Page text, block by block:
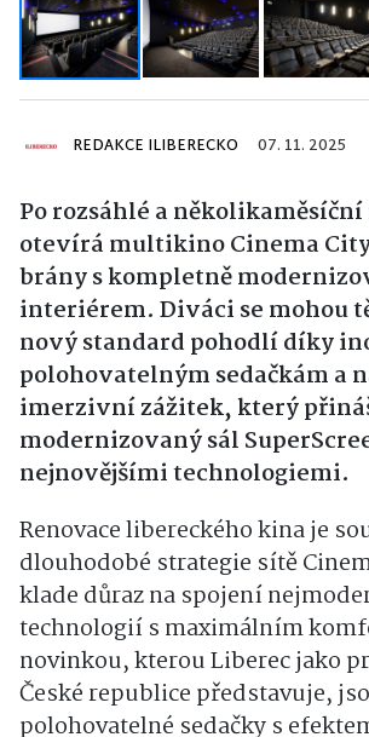
REDAKCE ILIBERECKO 07. 11. 2025
Po rozsáhlé a
otevírá multikino Cinema
brány s kompletně
interiérem. Diváci se mohou
nový standard pohodlí díky
polohovatelným sedačkám a
imerzivní zážitek, který
modernizovaný sál
nejnovějšími technologiemi.
Renovace libereckého kina je
dlouhodobé strategie sítě
klade důraz na spojení
technologií s maximálním
novinkou, kterou Liberec jako
České republice představuje,
polohovatelné sedačky s